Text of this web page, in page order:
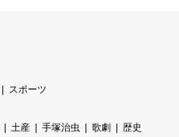
スポーツ
土産 手塚治虫 歌劇
歴史